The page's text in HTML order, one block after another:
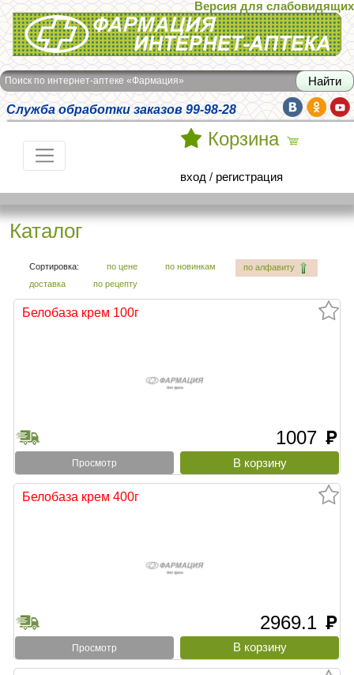
Интернет-аптека Фармация
Версия для слабовидящих
Поиск по интернет-аптеке «Фармация»
Служба обработки заказов 99-98-28
Корзина
вход / регистрация
Каталог
Сортировка: по цене по новинкам
по алфавиту
доставка
по рецепту
Белобаза крем 100г
1007 руб
Просмотр
Белобаза крем 400г
2969.1 руб
Просмотр